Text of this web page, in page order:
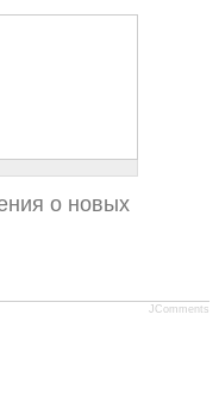
о новых
JComments